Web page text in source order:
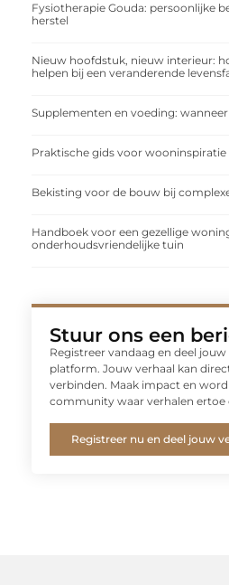
Fysiotherapie Gouda: persoonlijke
herstel
Nieuw hoofdstuk, nieuw interieur:
helpen bij een veranderende
Supplementen en voeding:
Praktische gids voor wooninspiratie
Bekisting voor de bouw bij
Handboek voor een gezellige
onderhoudsvriendelijke tuin
Stuur ons een
Registreer vandaag en deel
platform. Jouw verhaal kan
verbinden. Maak impact en
community waar verhalen ertoe
Registreer nu en deel jouw